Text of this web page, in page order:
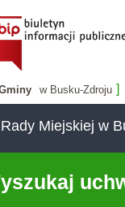
w Busku-Zdroju ]
Rady Miejskiej w